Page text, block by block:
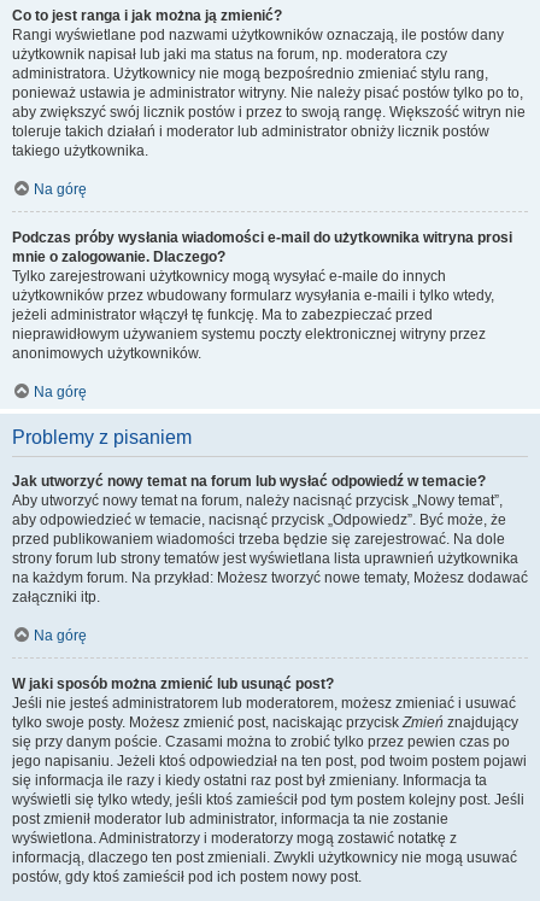
Co to jest ranga i jak można ją zmienić?
Rangi wyświetlane pod nazwami użytkowników oznaczają, ile postów dany
użytkownik napisał lub jaki ma status na forum, np. moderatora czy
administratora. Użytkownicy nie mogą bezpośrednio zmieniać stylu rang,
ponieważ ustawia je administrator witryny. Nie należy pisać postów tylko po to,
aby zwiększyć swój licznik postów i przez to swoją rangę. Większość witryn nie
toleruje takich działań i moderator lub administrator obniży licznik postów
takiego użytkownika.
Na górę
Podczas próby wysłania wiadomości e-mail do użytkownika witryna prosi
mnie o zalogowanie. Dlaczego?
Tylko zarejestrowani użytkownicy mogą wysyłać e-maile do innych
użytkowników przez wbudowany formularz wysyłania e-maili i tylko wtedy,
jeżeli administrator włączył tę funkcję. Ma to zabezpieczać przed
nieprawidłowym używaniem systemu poczty elektronicznej witryny przez
anonimowych użytkowników.
Na górę
Problemy z pisaniem
Jak utworzyć nowy temat na forum lub wysłać odpowiedź w temacie?
Aby utworzyć nowy temat na forum, należy nacisnąć przycisk „Nowy temat”,
aby odpowiedzieć w temacie, nacisnąć przycisk „Odpowiedz”. Być może, że
przed publikowaniem wiadomości trzeba będzie się zarejestrować. Na dole
strony forum lub strony tematów jest wyświetlana lista uprawnień użytkownika
na każdym forum. Na przykład: Możesz tworzyć nowe tematy, Możesz dodawać
załączniki itp.
Na górę
W jaki sposób można zmienić lub usunąć post?
Jeśli nie jesteś administratorem lub moderatorem, możesz zmieniać i usuwać
tylko swoje posty. Możesz zmienić post, naciskając przyciskZmień znajdujący
się przy danym poście. Czasami można to zrobić tylko przez pewien czas po
jego napisaniu. Jeżeli ktoś odpowiedział na ten post, pod twoim postem pojawi
się informacja ile razy i kiedy ostatni raz post był zmieniany. Informacja ta
wyświetli się tylko wtedy, jeśli ktoś zamieścił pod tym postem kolejny post. Jeśli
post zmienił moderator lub administrator, informacja ta nie zostanie
wyświetlona. Administratorzy i moderatorzy mogą zostawić notatkę z
informacją, dlaczego ten post zmieniali. Zwykli użytkownicy nie mogą usuwać
postów, gdy ktoś zamieścił pod ich postem nowy post.